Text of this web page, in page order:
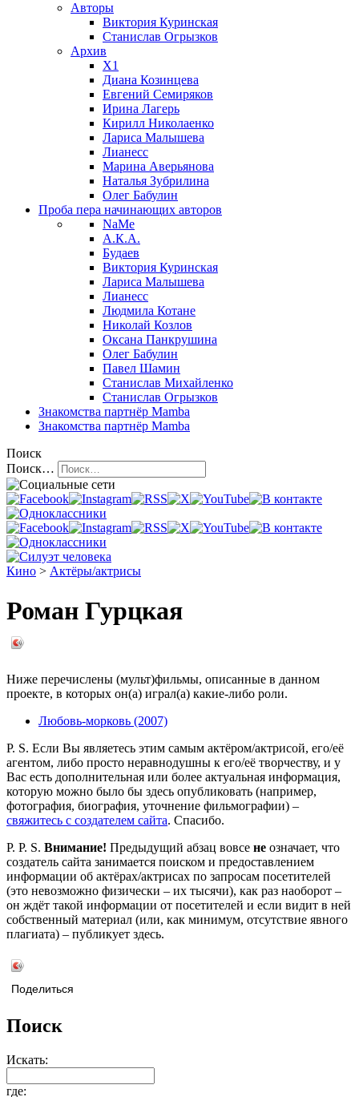
Авторы
Виктория Куринская
Станислав Огрызков
Архив
X1
Диана Козинцева
Евгений Семиряков
Ирина Лагерь
Кирилл Николаенко
Лариса Малышева
Лианесс
Марина Аверьянова
Наталья Зубрилина
Олег Бабулин
Проба пера начинающих авторов
NaMe
А.К.А.
Будаев
Виктория Куринская
Лариса Малышева
Лианесс
Людмила Котане
Николай Козлов
Оксана Панкрушина
Олег Бабулин
Павел Шамин
Станислав Михайленко
Станислав Огрызков
Знакомства партнёр Mamba
Знакомства партнёр Mamba
Поиск
Поиск…
Кино > Актёры/актрисы
Роман Гурцкая
Ниже перечислены (мульт)фильмы, описанные в данном
проекте, в которых он(а) играл(а) какие-либо роли.
Любовь-морковь (2007)
P. S. Если Вы являетесь этим самым актёром/актрисой, его/её
агентом, либо просто неравнодушны к его/её творчеству, и у
Вас есть дополнительная или более актуальная информация,
которую можно было бы здесь опубликовать (например,
фотография, биография, уточнение фильмографии) –
свяжитесь с создателем сайта. Спасибо.
P. P. S. Внимание! Предыдущий абзац вовсе не означает, что
создатель сайта занимается поиском и предоставлением
информации об актёрах/актрисах по запросам посетителей
(это невозможно физически – их тысячи), как раз наоборот –
он ждёт такой информации от посетителей и если видит в ней
собственный материал (или, как минимум, отсутствие явного
плагиата) – публикует здесь.
Поделиться
Поиск
Искать:
где: